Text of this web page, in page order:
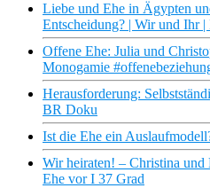
Liebe und Ehe in Ägypten
Entscheidung? | Wir und Ihr
Offene Ehe: Julia und
Monogamie
Herausforderung:
BR Doku
Ist die Ehe ein
Wir heiraten! – Christina
Ehe vor I 37 Grad